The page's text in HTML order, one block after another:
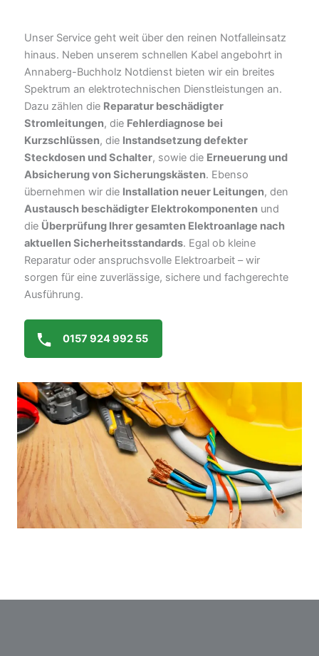
Unser Service geht weit über den reinen Notfalleinsatz
hinaus. Neben unserem schnellen Kabel angebohrt in
Annaberg-Buchholz Notdienst bieten wir ein breites
Spektrum an elektrotechnischen Dienstleistungen an.
Dazu zählen die Reparatur beschädigter
Stromleitungen, die Fehlerdiagnose bei
Kurzschlüssen, die Instandsetzung defekter
Steckdosen und Schalter, sowie die Erneuerung und
Absicherung von Sicherungskästen. Ebenso
übernehmen wir die Installation neuer Leitungen, den
Austausch beschädigter Elektrokomponenten und
die Überprüfung Ihrer gesamten Elektroanlage nach
aktuellen Sicherheitsstandards. Egal ob kleine
Reparatur oder anspruchsvolle Elektroarbeit – wir
sorgen für eine zuverlässige, sichere und fachgerechte
Ausführung.
0157 924 992 55